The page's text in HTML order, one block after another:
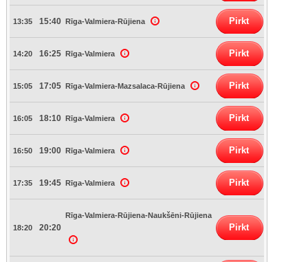
13:35 15:40 Rīga-Valmiera-Rūjiena Pirkt
14:20 16:25 Rīga-Valmiera Pirkt
15:05 17:05 Rīga-Valmiera-Mazsalaca-Rūjiena Pirkt
16:05 18:10 Rīga-Valmiera Pirkt
16:50 19:00 Rīga-Valmiera Pirkt
17:35 19:45 Rīga-Valmiera Pirkt
18:20 20:20
Rīga-Valmiera-Rūjiena-Naukšēni-Rūjiena
Pirkt